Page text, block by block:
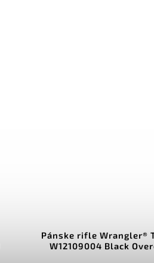
Pánske rifle Wrangler®
W12109004 Black